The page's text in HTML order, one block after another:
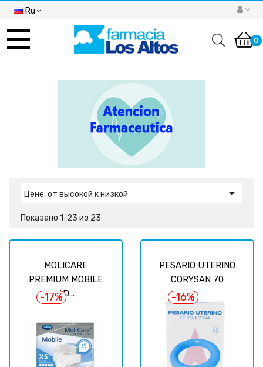
Ru
Toggle
navigation 0
Цене: от высокой к низкой 
Показано 1-23 из 23
MOLICARE
PREMIUM MOBILE
6D...
-17%
PESARIO UTERINO
CORYSAN 70
-16%